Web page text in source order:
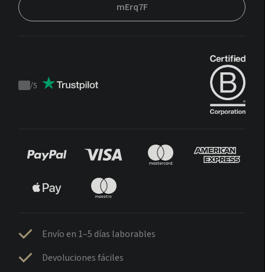
mErq7F
Trustpilot
/5
Envío en 1–5 días laborables
Devoluciones fáciles